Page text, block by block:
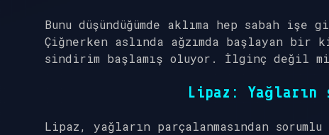
Bunu düşündüğümde aklıma hep sabah
Çiğnerken aslında ağzımda başlayan bir
sindirim başlamış oluyor. İlginç değil
Lipaz : Yağların
Lipaz, yağların parçalanmasından